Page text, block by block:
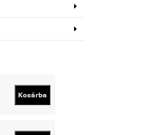
Kosárba